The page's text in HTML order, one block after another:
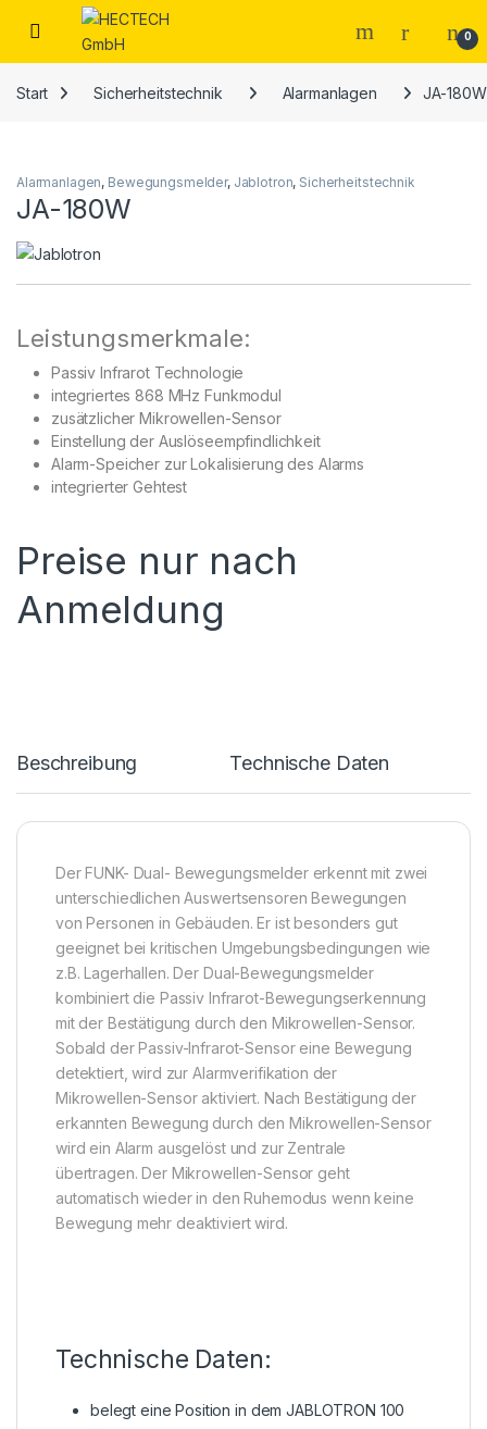
Open 0
Start Sicherheitstechnik Alarmanlagen JA-180W
Alarmanlagen, Bewegungsmelder, Jablotron, Sicherheitstechnik
JA-180W
Leistungsmerkmale:
Passiv Infrarot Technologie
integriertes 868 MHz Funkmodul
zusätzlicher Mikrowellen-Sensor
Einstellung der Auslöseempfindlichkeit
Alarm-Speicher zur Lokalisierung des Alarms
integrierter Gehtest
Preise nur nach
Anmeldung
Beschreibung Technische Daten
Der FUNK- Dual- Bewegungsmelder erkennt mit zwei
unterschiedlichen Auswertsensoren Bewegungen
von Personen in Gebäuden. Er ist besonders gut
geeignet bei kritischen Umgebungsbedingungen wie
z.B. Lagerhallen. Der Dual-Bewegungsmelder
kombiniert die Passiv Infrarot-Bewegungserkennung
mit der Bestätigung durch den Mikrowellen-Sensor.
Sobald der Passiv-Infrarot-Sensor eine Bewegung
detektiert, wird zur Alarmverifikation der
Mikrowellen-Sensor aktiviert. Nach Bestätigung der
erkannten Bewegung durch den Mikrowellen-Sensor
wird ein Alarm ausgelöst und zur Zentrale
übertragen. Der Mikrowellen-Sensor geht
automatisch wieder in den Ruhemodus wenn keine
Bewegung mehr deaktiviert wird.
Technische Daten:
belegt eine Position in dem JABLOTRON 100